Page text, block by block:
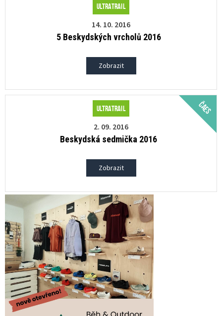
Ultratrail
14. 10. 2016
5 Beskydských vrcholů 2016
Zobrazit
Ultratrail
2. 09. 2016
Beskydská sedmička 2016
ČAES
Zobrazit